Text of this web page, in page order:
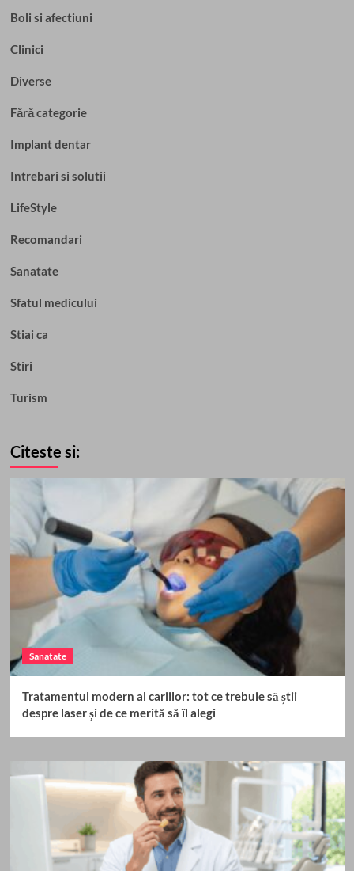
Boli si afectiuni
Clinici
Diverse
Fără categorie
Implant dentar
Intrebari si solutii
LifeStyle
Recomandari
Sanatate
Sfatul medicului
Stiai ca
Stiri
Turism
Citeste si:
Sanatate
Tratamentul modern al cariilor: tot ce trebuie să știi
despre laser și de ce merită să îl alegi